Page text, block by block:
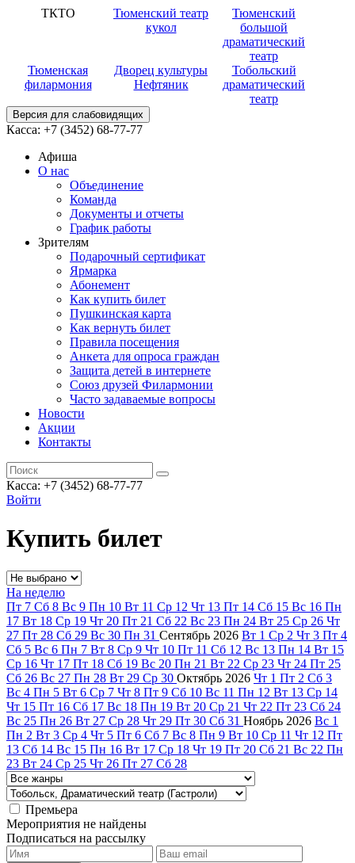
ТКТО
Тюменский театр
кукол
Тюменский
большой
драматический
театр
Тюменская
филармония
Дворец культуры
Нефтяник
Тобольский
драматический
театр
Версия для слабовидящих
Касса: +7 (3452) 68-77-77
Афиша
О нас
Объединение
Команда
Документы и отчеты
График работы
Зрителям
Подарочный сертификат
Ярмарка
Абонемент
Как купить билет
Пушкинская карта
Как вернуть билет
Правила посещения
Анкета для опроса граждан
Защита детей в интернете
Союз друзей Филармонии
Часто задаваемые вопросы
Новости
Акции
Контакты
Касса: +7 (3452) 68-77-77
Войти
Купить билет
На неделю
Пт 7 Сб 8 Вс 9 Пн 10 Вт 11 Ср 12 Чт 13 Пт 14 Сб 15 Вс 16 Пн
17 Вт 18 Ср 19 Чт 20 Пт 21 Сб 22 Вс 23 Пн 24 Вт 25 Ср 26 Чт
27 Пт 28 Сб 29 Вс 30 Пн 31 Сентябрь 2026 Вт 1 Ср 2 Чт 3 Пт 4
Сб 5 Вс 6 Пн 7 Вт 8 Ср 9 Чт 10 Пт 11 Сб 12 Вс 13 Пн 14 Вт 15
Ср 16 Чт 17 Пт 18 Сб 19 Вс 20 Пн 21 Вт 22 Ср 23 Чт 24 Пт 25
Сб 26 Вс 27 Пн 28 Вт 29 Ср 30 Октябрь 2026 Чт 1 Пт 2 Сб 3
Вс 4 Пн 5 Вт 6 Ср 7 Чт 8 Пт 9 Сб 10 Вс 11 Пн 12 Вт 13 Ср 14
Чт 15 Пт 16 Сб 17 Вс 18 Пн 19 Вт 20 Ср 21 Чт 22 Пт 23 Сб 24
Вс 25 Пн 26 Вт 27 Ср 28 Чт 29 Пт 30 Сб 31 Ноябрь 2026 Вс 1
Пн 2 Вт 3 Ср 4 Чт 5 Пт 6 Сб 7 Вс 8 Пн 9 Вт 10 Ср 11 Чт 12 Пт
13 Сб 14 Вс 15 Пн 16 Вт 17 Ср 18 Чт 19 Пт 20 Сб 21 Вс 22 Пн
23 Вт 24 Ср 25 Чт 26 Пт 27 Сб 28
Премьера
Мероприятия не найдены
Подписаться на рассылку